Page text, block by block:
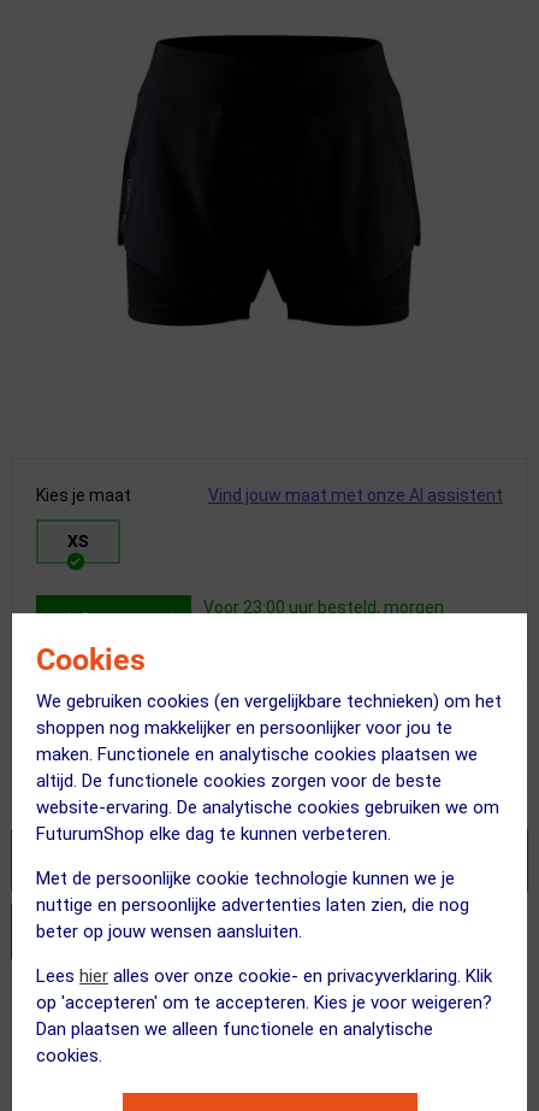
Cookies
We gebruiken cookies (en vergelijkbare technieken) om het
shoppen nog makkelijker en persoonlijker voor jou te
maken. Functionele en analytische cookies plaatsen we
altijd. De functionele cookies zorgen voor de beste
website-ervaring. De analytische cookies gebruiken we om
FuturumShop elke dag te kunnen verbeteren.
Met de persoonlijke cookie technologie kunnen we je
nuttige en persoonlijke advertenties laten zien, die nog
beter op jouw wensen aansluiten.
Lees hier alles over onze cookie- en privacyverklaring. Klik
op 'accepteren' om te accepteren. Kies je voor weigeren?
Dan plaatsen we alleen functionele en analytische
cookies.
Kies je maat Vind jouw maat met onze AI assistent
XS
Op voorraad
Voor 23:00 uur besteld, morgen
49.95
Adviesprijs
22.95
Inclusief BTW
Stel je productvragen aan onze AI assistent
Gratis verzending vanaf €49
Voor 23:00 uur besteld, morgen in huis